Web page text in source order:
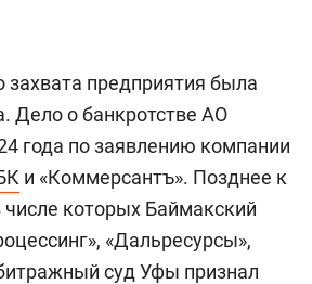
предприятия была
Дело о банкротстве АО
года по заявлению компании
и «Коммерсантъ». Позднее к
которых Баймакский
«Дальресурсы»,
суд Уфы признал